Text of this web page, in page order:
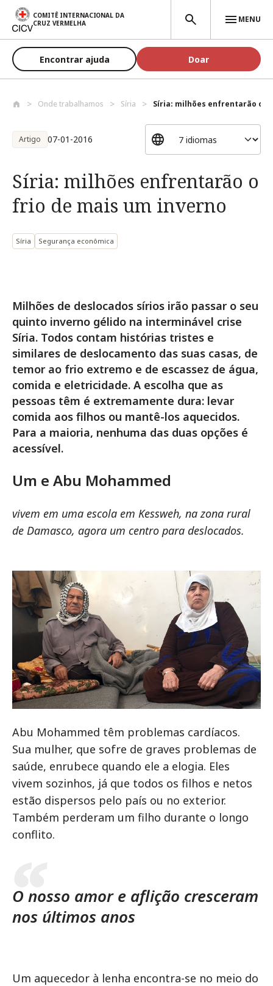
Passar para o conteúdo principal
COMITÊ INTERNACIONAL DA
CRUZ VERMELHA
MENU
Encontrar ajuda Doar
Onde trabalhamos Síria Síria: milhões enfrentarão o
Artigo 07-01-2016
Síria: milhões enfrentarão o
frio de mais um inverno
Síria Segurança econômica
Milhões de deslocados sírios irão passar o seu
quinto inverno gélido na interminável crise
Síria. Todos contam histórias tristes e
similares de deslocamento das suas casas, de
temor ao frio extremo e de escassez de água,
comida e eletricidade. A escolha que as
pessoas têm é extremamente dura: levar
comida aos filhos ou mantê-los aquecidos.
Para a maioria, nenhuma das duas opções é
acessível.
Um e Abu Mohammed
vivem em uma escola em Kessweh, na zona rural
de Damasco, agora um centro para deslocados.
Abu Mohammed têm problemas cardíacos.
Sua mulher, que sofre de graves problemas de
saúde, enrubece quando ele a elogia. Eles
vivem sozinhos, já que todos os filhos e netos
estão dispersos pelo país ou no exterior.
Também perderam um filho durante o longo
conflito.
O nosso amor e aflição cresceram
nos últimos anos
Um aquecedor à lenha encontra-se no meio do